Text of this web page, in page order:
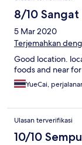
8/10 Sangat
5 Mar 2020
Terjemahkan
Good location.
foods and near
YueCai,
Ulasan terverifikasi
10/10